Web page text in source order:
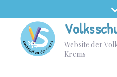
Website der
Krems